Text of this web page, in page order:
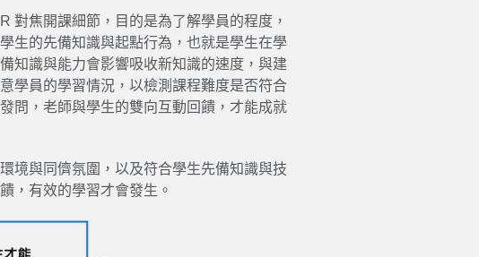
對焦開課細節，目的是為了解學員的程度，
生的先備知識與起點行為，也就是學生在學
知識與能力會影響吸收新知識的速度，與建
學員的學習情況，以檢測課程難度是否符合
問，老師與學生的雙向互動回饋，才能成就
境與同儕氛圍，以及符合學生先備知識與技
，有效的學習才會發生。